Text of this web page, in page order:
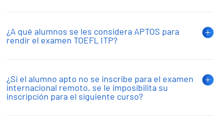
¿A qué alumnos se les considera APTOS para
rendir el examen TOEFL ITP?
¿Si el alumno apto no se inscribe para el examen
internacional remoto, se le imposibilita su
inscripción para el siguiente curso?